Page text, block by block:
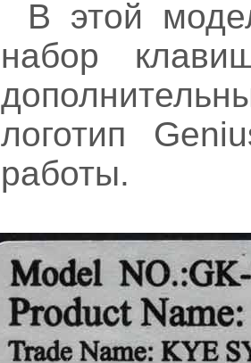
В этой
набор
логотип
работы.